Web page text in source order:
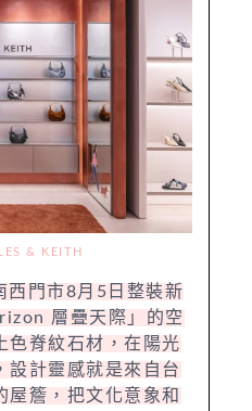
& KEITH
西門市8月5日整裝新
層疊天際」的空
色脊紋石材，在陽光
設計靈感就是來自台
屋簷，把文化意象和